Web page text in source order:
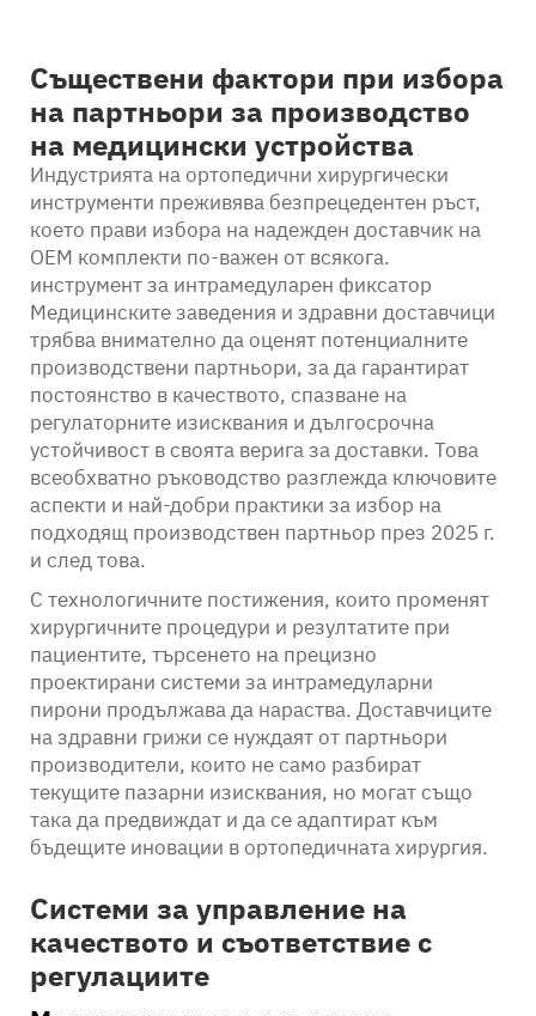
Съществени фактори при избора
на партньори за производство
на медицински устройства
Индустрията на ортопедични хирургически
инструменти преживява безпрецедентен ръст,
което прави избора на надежден доставчик на
OEM комплекти по-важен от всякога.
инструмент за интрамедуларен фиксатор
Медицинските заведения и здравни доставчици
трябва внимателно да оценят потенциалните
производствени партньори, за да гарантират
постоянство в качеството, спазване на
регулаторните изисквания и дългосрочна
устойчивост в своята верига за доставки. Това
всеобхватно ръководство разглежда ключовите
аспекти и най-добри практики за избор на
подходящ производствен партньор през 2025 г.
и след това.
С технологичните постижения, които променят
хирургичните процедури и резултатите при
пациентите, търсенето на прецизно
проектирани системи за интрамедуларни
пирони продължава да нараства. Доставчиците
на здравни грижи се нуждаят от партньори
производители, които не само разбират
текущите пазарни изисквания, но могат също
така да предвиждат и да се адаптират към
бъдещите иновации в ортопедичната хирургия.
Системи за управление на
качеството и съответствие с
регулациите